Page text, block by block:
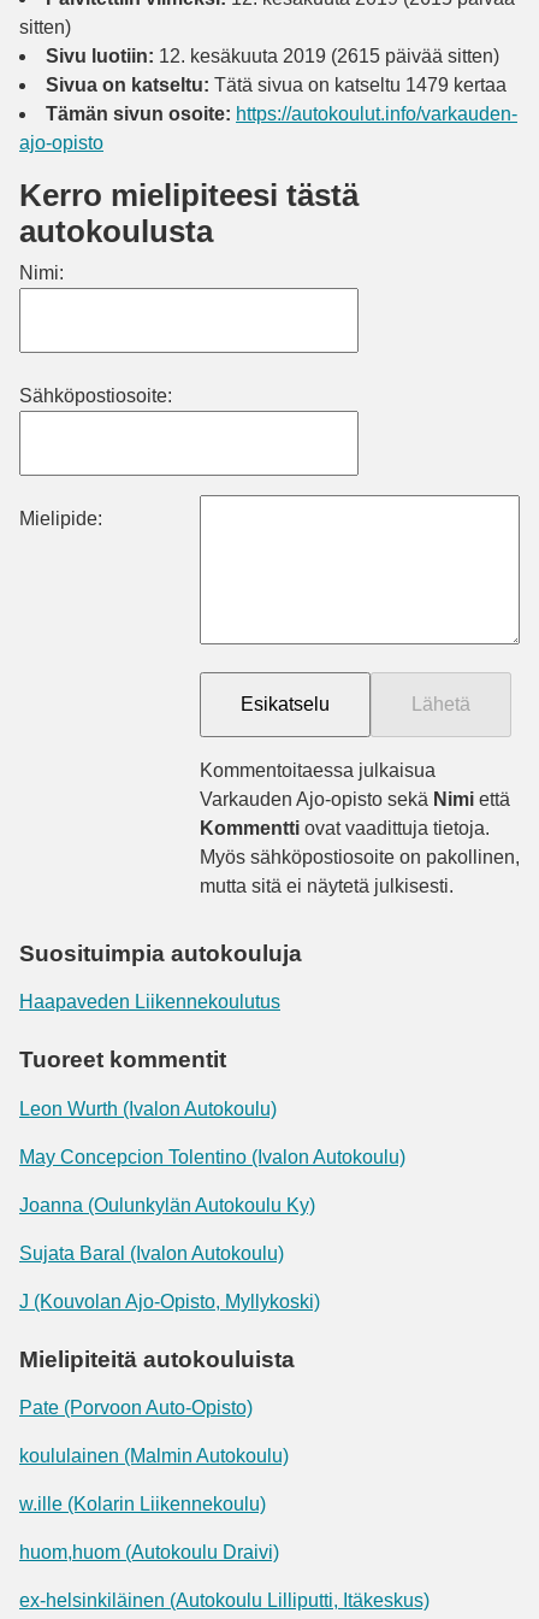
sitten)
Sivu luotiin: 12. kesäkuuta 2019 (2615 päivää sitten)
Sivua on katseltu: Tätä sivua on katseltu 1479 kertaa
Tämän sivun osoite: https://autokoulut.info/varkauden-
ajo-opisto
Kerro mielipiteesi tästä
autokoulusta
Nimi:
Sähköpostiosoite:
Mielipide:
Kommentoitaessa julkaisua
Varkauden Ajo-opisto sekä Nimi että
Kommentti ovat vaadittuja tietoja.
Myös sähköpostiosoite on pakollinen,
mutta sitä ei näytetä julkisesti.
Suosituimpia autokouluja
Haapaveden Liikennekoulutus
Tuoreet kommentit
Leon Wurth (Ivalon Autokoulu)
May Concepcion Tolentino (Ivalon Autokoulu)
Joanna (Oulunkylän Autokoulu Ky)
Sujata Baral (Ivalon Autokoulu)
J (Kouvolan Ajo-Opisto, Myllykoski)
Mielipiteitä autokouluista
Pate (Porvoon Auto-Opisto)
koululainen (Malmin Autokoulu)
w.ille (Kolarin Liikennekoulu)
huom,huom (Autokoulu Draivi)
ex-helsinkiläinen (Autokoulu Lilliputti, Itäkeskus)